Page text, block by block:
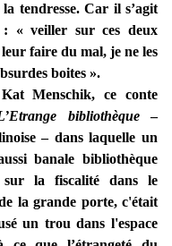
tendresse. Car il s’agit
: « veiller sur ces deux
faire du mal, je ne les
boites ».
Menschik, ce conte
bibliothèque–
– dans laquelle un
banale bibliothèque
sur la fiscalité dans le
la grande porte, c'était
un trou dans l'espace